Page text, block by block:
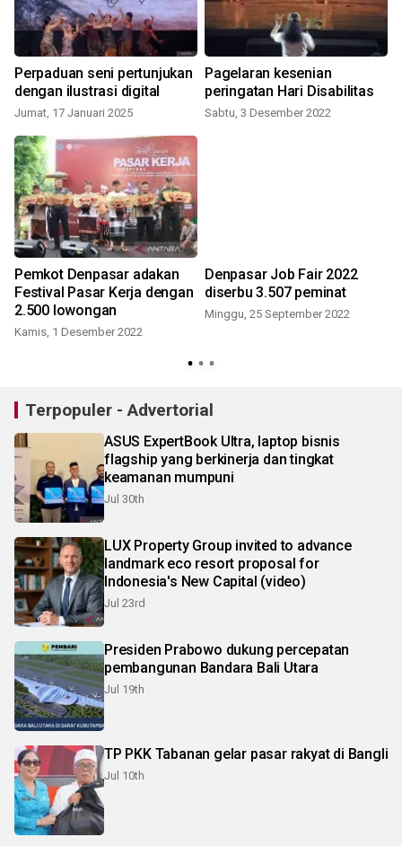
Perpaduan seni pertunjukan
dengan ilustrasi digital
Jumat, 17 Januari 2025
Pagelaran kesenian
peringatan Hari Disabilitas
Sabtu, 3 Desember 2022
Pemkot Denpasar adakan
Festival Pasar Kerja dengan
2.500 lowongan
Kamis, 1 Desember 2022
Denpasar Job Fair 2022
diserbu 3.507 peminat
Minggu, 25 September 2022
Terpopuler - Advertorial
ASUS ExpertBook Ultra, laptop bisnis
flagship yang berkinerja dan tingkat
keamanan mumpuni
Jul 30th
LUX Property Group invited to advance
landmark eco resort proposal for
Indonesia's New Capital (video)
Jul 23rd
Presiden Prabowo dukung percepatan
pembangunan Bandara Bali Utara
Jul 19th
TP PKK Tabanan gelar pasar rakyat di Bangli
Jul 10th